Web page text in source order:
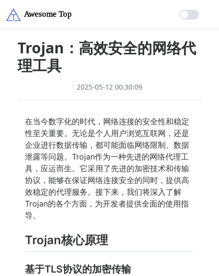
Trojan：高效安全的网络代
理工具
2025-05-12 00:30:09
在当今数字化的时代，网络连接的安全性和稳定
性至关重要。无论是个人用户浏览互联网，还是
企业进行数据传输，都可能面临网络限制、数据
泄露等问题。Trojan作为一种先进的网络代理工
具，应运而生。它采用了先进的加密技术和传输
协议，能够在保证网络连接安全的同时，提供高
效稳定的代理服务。接下来，我们将深入了解
Trojan的各个方面，为开发者提供全面的使用指
导。
Trojan核心原理
基于TLS协议的加密传输